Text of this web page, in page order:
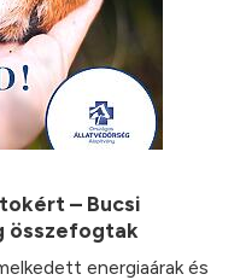
– Bucsi
összefogtak
energiaárak és